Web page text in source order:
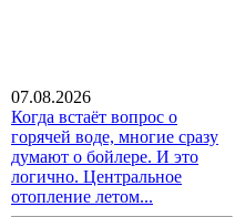
07.08.2026
Когда встаёт вопрос о
горячей воде, многие сразу
думают о бойлере. И это
логично. Центральное
отопление летом...